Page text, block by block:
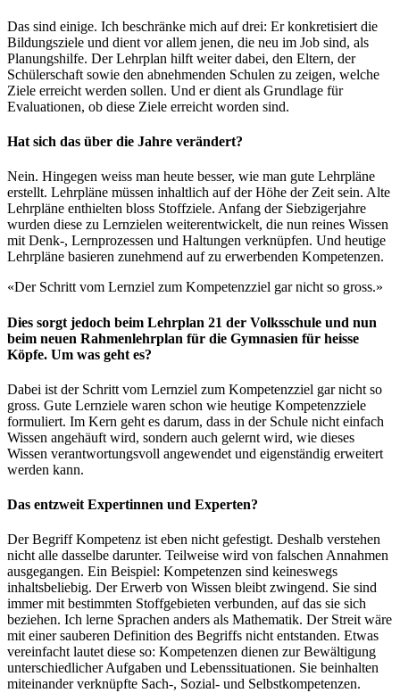
Das sind einige. Ich beschränke mich auf drei: Er konkretisiert die
Bildungsziele und dient vor allem jenen, die neu im Job sind, als
Planungshilfe. Der Lehrplan hilft weiter dabei, den Eltern, der
Schülerschaft sowie den abnehmenden Schulen zu zeigen, welche
Ziele erreicht werden sollen. Und er dient als Grundlage für
Evaluationen, ob diese Ziele erreicht worden sind.
Hat sich das über die Jahre verändert?
Nein. Hingegen weiss man heute besser, wie man gute Lehrpläne
erstellt. Lehrpläne müssen inhaltlich auf der Höhe der Zeit sein. Alte
Lehrpläne enthielten bloss Stoffziele. Anfang der Siebzigerjahre
wurden diese zu Lernzielen weiterentwickelt, die nun reines Wissen
mit Denk-, Lernprozessen und Haltungen verknüpfen. Und heutige
Lehrpläne basieren zunehmend auf zu erwerbenden Kompetenzen.
«Der Schritt vom Lernziel zum Kompetenzziel gar nicht so gross.»
Dies sorgt jedoch beim Lehrplan 21 der Volksschule und nun
beim neuen Rahmenlehrplan für die Gymnasien für heisse
Köpfe. Um was geht es?
Dabei ist der Schritt vom Lernziel zum Kompetenzziel gar nicht so
gross. Gute Lernziele waren schon wie heutige Kompetenzziele
formuliert. Im Kern geht es darum, dass in der Schule nicht einfach
Wissen angehäuft wird, sondern auch gelernt wird, wie dieses
Wissen verantwortungsvoll angewendet und eigenständig erweitert
werden kann.
Das entzweit Expertinnen und Experten?
Der Begriff Kompetenz ist eben nicht gefestigt. Deshalb verstehen
nicht alle dasselbe darunter. Teilweise wird von falschen Annahmen
ausgegangen. Ein Beispiel: Kompetenzen sind keineswegs
inhaltsbeliebig. Der Erwerb von Wissen bleibt zwingend. Sie sind
immer mit bestimmten Stoffgebieten verbunden, auf das sie sich
beziehen. Ich lerne Sprachen anders als Mathematik. Der Streit wäre
mit einer sauberen Definition des Begriffs nicht entstanden. Etwas
vereinfacht lautet diese so: Kompetenzen dienen zur Bewältigung
unterschiedlicher Aufgaben und Lebenssituationen. Sie beinhalten
miteinander verknüpfte Sach-, Sozial- und Selbstkompetenzen.